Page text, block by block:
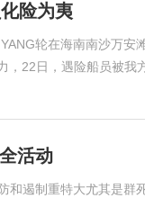
险为夷
轮在海南南沙万安
，22日，遇险船员被我
活动
和遏制重特大尤其是